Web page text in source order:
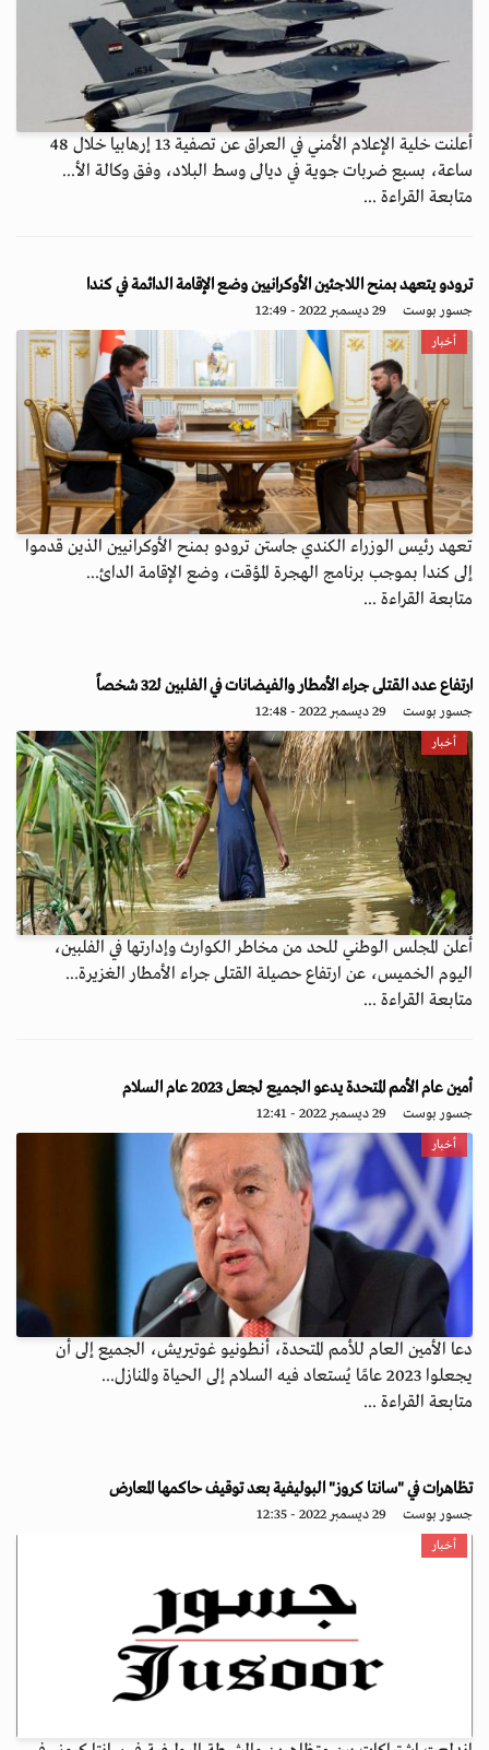
أعلنت خلية الإعلام الأمني في العراق عن تصفية 13 إرهابيا خلال 48
ساعة، بسبع ضربات جوية في ديالى وسط البلاد، وفق وكالة الأ...
متابعة القراءة ...
ترودو يتعهد بمنح اللاجئين الأوكرانيين وضع الإقامة الدائمة في كندا
جسور بوست 29 ديسمبر 2022 - 12:49
أخبار
تعهد رئيس الوزراء الكندي جاستن ترودو بمنح الأوكرانيين الذين قدموا
إلى كندا بموجب برنامج الهجرة المؤقت، وضع الإقامة الدائ...
متابعة القراءة ...
ارتفاع عدد القتلى جراء الأمطار والفيضانات في الفلبين لـ32 شخصاً
جسور بوست 29 ديسمبر 2022 - 12:48
أخبار
أعلن المجلس الوطني للحد من مخاطر الكوارث وإدارتها في الفلبين،
اليوم الخميس، عن ارتفاع حصيلة القتلى جراء الأمطار الغزيرة...
متابعة القراءة ...
أمين عام الأمم المتحدة يدعو الجميع لجعل 2023 عام السلام
جسور بوست 29 ديسمبر 2022 - 12:41
أخبار
دعا الأمين العام للأمم المتحدة، أنطونيو غوتيريش، الجميع إلى أن
يجعلوا 2023 عامًا يُستعاد فيه السلام إلى الحياة والمنازل...
متابعة القراءة ...
تظاهرات في "سانتا كروز" البوليفية بعد توقيف حاكمها المعارض
جسور بوست 29 ديسمبر 2022 - 12:35
أخبار